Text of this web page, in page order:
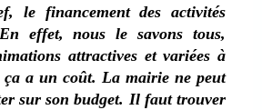
le financement des activités
effet, nous le savons tous,
attractives et variées à
ça a un coût. La mairie ne peut
sur son budget. Il faut trouver